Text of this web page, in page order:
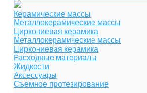
Керамические массы
Металлокерамические массы
Циркониевая керамика
Металлокерамические массы
Циркониевая керамика
Расходные материалы
Жидкости
Аксессуары
Съемное протезирование